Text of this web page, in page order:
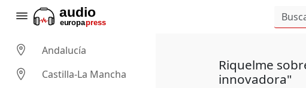
Andalucía
Castilla-La Mancha
Riquelme
innovadora"